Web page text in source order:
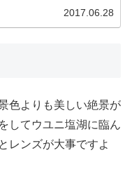
2017.06.28
色よりも美しい絶景が
してウユニ塩湖に臨ん
レンズが大事ですよ